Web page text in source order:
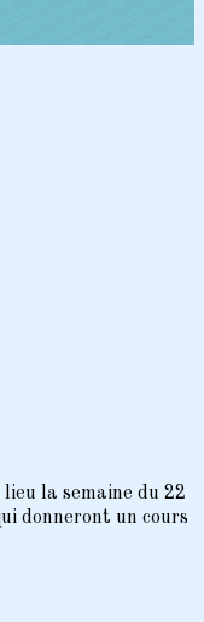
la semaine du 22
donneront un cours